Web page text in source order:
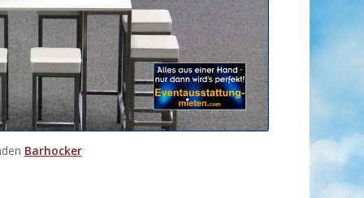
Barhocker